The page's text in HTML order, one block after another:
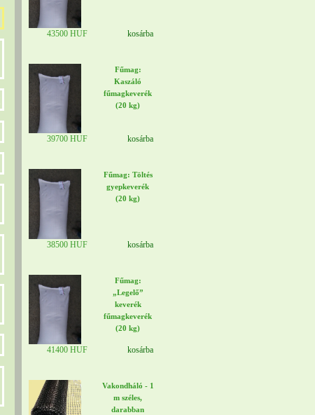
43500 HUF kosárba
Fűmag:
Kaszáló
fűmagkeverék
(20 kg)
39700 HUF kosárba
Fűmag: Töltés
gyepkeverék
(20 kg)
38500 HUF kosárba
Fűmag:
„Legelő”
keverék
fűmagkeverék
(20 kg)
41400 HUF kosárba
Vakondháló - 1
m széles,
darabban